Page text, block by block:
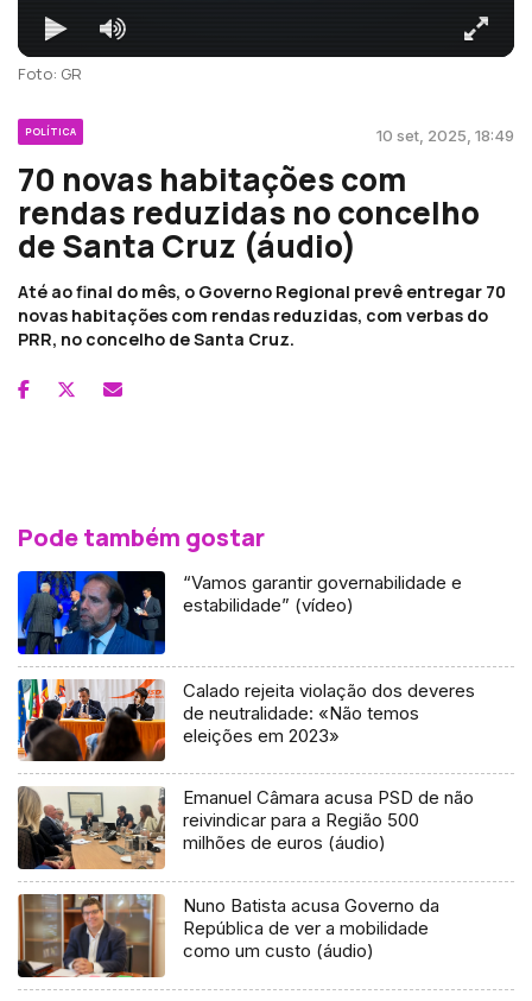
Foto: GR
POLÍTICA 10 set, 2025, 18:49
70 novas habitações com
rendas reduzidas no concelho
de Santa Cruz (áudio)
Até ao final do mês, o Governo Regional prevê entregar 70
novas habitações com rendas reduzidas, com verbas do
PRR, no concelho de Santa Cruz.
Pode também gostar
“Vamos garantir governabilidade e
estabilidade” (vídeo)
Calado rejeita violação dos deveres
de neutralidade: «Não temos
eleições em 2023»
Emanuel Câmara acusa PSD de não
reivindicar para a Região 500
milhões de euros (áudio)
Nuno Batista acusa Governo da
República de ver a mobilidade
como um custo (áudio)